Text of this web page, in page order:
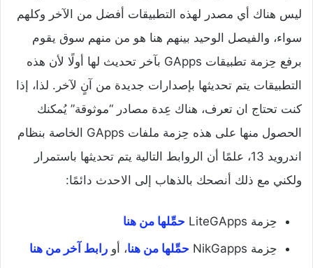
ليس هناك أي مصدر لهذه التطبيقات أفضل من الآخر وكلهم
سواء، والفيصل الوحيد بينهم هنا هو من منهم سوق يقوم
برفع حِزمة تطبيقات GApps بآخر تحديث لها أولًا لأن هذه
التطبيقات يتم تحديثها بإصدارات جديدة من آنٍ لآخر. لذا، إذا
كنت تحتاج ان تعرف، هناك عِدة مصادر “موثوقة” يُمكنك
الحصول منها على هذه حِزمة ملفات GApps الخاصة بنظام
اندرويد 13، علمًا أن الروابط التالية يتم تحديثها باستمرار
ولكني مع ذلك أنصحك بالذهاب إلى الاحدث دائمًا:
حِزمة LiteGApps
حمِّلها من هنا
حِزمة NikGapps
حمِّلها من هنا، أو رابط آخر من هنا